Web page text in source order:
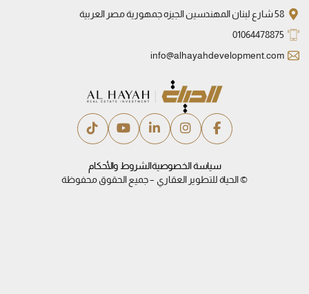
58 شارع لبنان المهندسين الجيزه جمهورية مصر العربية
01064478875
info@alhayahdevelopment.com
سياسة الخصوصيةالشروط والأحكام
© الحياة للتطوير العقاري – جميع الحقوق محفوظة